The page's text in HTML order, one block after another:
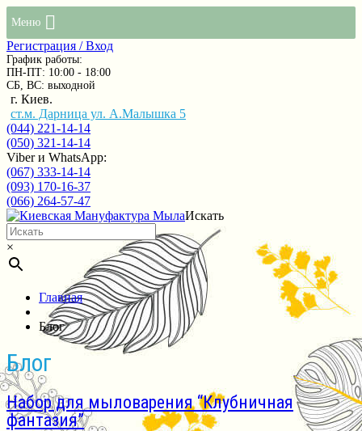
Меню
Регистрация / Вход
График работы:
ПН-ПТ: 10:00 - 18:00
СБ, ВС: выходной
г. Киев.
ст.м. Дарница ул. А.Малышка 5
(044) 221-14-14
(050) 321-14-14
Viber и WhatsApp:
(067) 333-14-14
(093) 170-16-37
(066) 264-57-47
Искать
×
Главная
Блог
Блог
Набор для мыловарения “Клубничная
фантазия”